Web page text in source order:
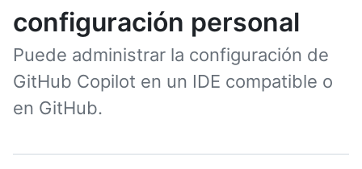
configuración personal
Puede administrar la configuración de
GitHub Copilot en un IDE compatible o
en GitHub.